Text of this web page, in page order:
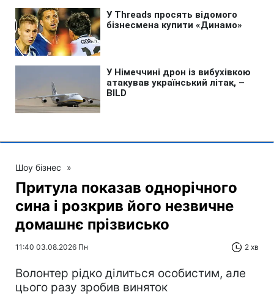
Шоу бізнес »
Притула показав однорічного
сина і розкрив його незвичне
домашнє прізвисько
11:40 03.08.2026 Пн 2 хв
Волонтер рідко ділиться особистим, але
цього разу зробив виняток